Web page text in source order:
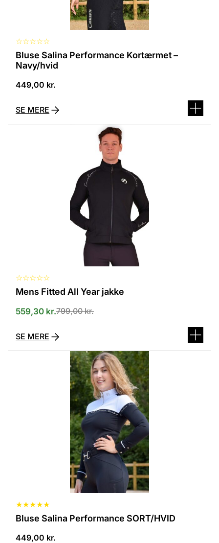
☆☆☆☆☆
Bluse Salina Performance Kortærmet –
Navy/hvid
449,00 kr.
SE MERE
☆☆☆☆☆
Mens Fitted All Year jakke
799,00kr.
559,30 kr.
SE MERE
★★★★★
Bluse Salina Performance SORT/HVID
449,00 kr.